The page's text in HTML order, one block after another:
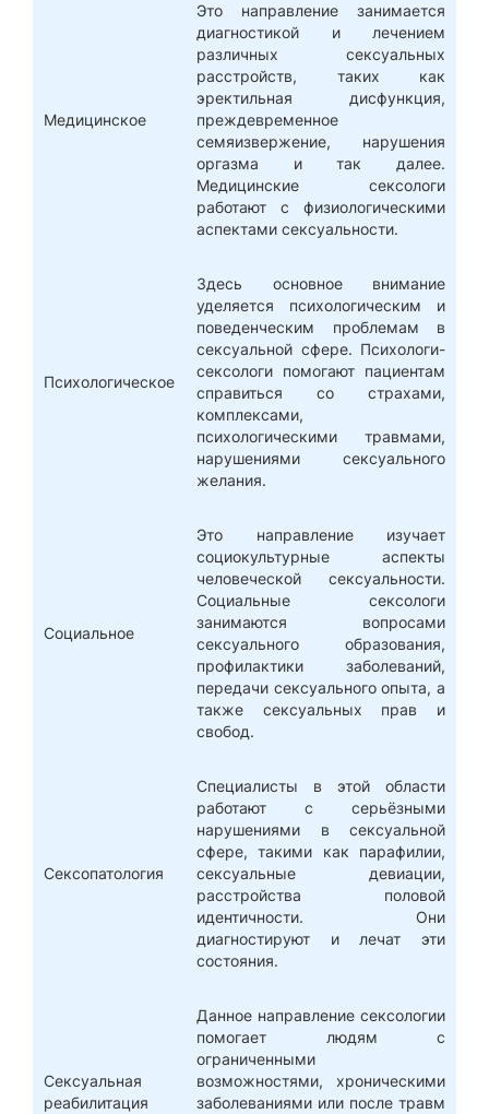
Медицинское
Это направление занимается
диагностикой и лечением
различных сексуальных
расстройств, таких как
эректильная дисфункция,
преждевременное
семяизвержение, нарушения
оргазма и так далее.
Медицинские сексологи
работают с физиологическими
аспектами сексуальности.
Психологическое
Здесь основное внимание
уделяется психологическим и
поведенческим проблемам в
сексуальной сфере. Психологи-
сексологи помогают пациентам
справиться со страхами,
комплексами,
психологическими травмами,
нарушениями сексуального
желания.
Социальное
Это направление изучает
социокультурные аспекты
человеческой сексуальности.
Социальные сексологи
занимаются вопросами
сексуального образования,
профилактики заболеваний,
передачи сексуального опыта, а
также сексуальных прав и
свобод.
Сексопатология
Специалисты в этой области
работают с серьёзными
нарушениями в сексуальной
сфере, такими как парафилии,
сексуальные девиации,
расстройства половой
идентичности. Они
диагностируют и лечат эти
состояния.
Сексуальная
реабилитация
Данное направление сексологии
помогает людям с
ограниченными
возможностями, хроническими
заболеваниями или после травм